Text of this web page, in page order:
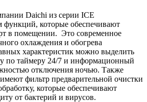
Daichi из серии ICE
которые обеспечивают
в помещении. Это современное
охлаждения и обогрева
характеристик можно выделить
по таймеру 24/7 и информационный
отключения ночью. Также
фильтр предварительной очистки
которые обеспечивают
от бактерий и вирусов.